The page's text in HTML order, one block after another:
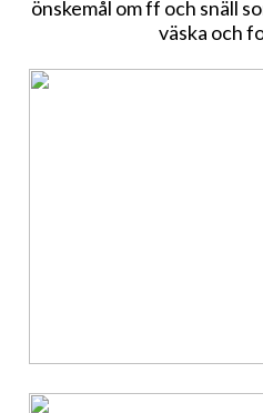
önskemål om ff och snäll
väska och